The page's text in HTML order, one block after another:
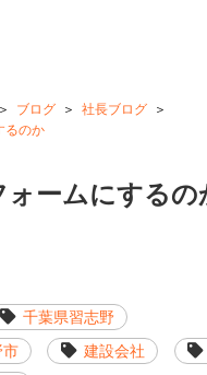
ブログ
社長ブログ
るのか
ォームにするの
千葉県習志野
市
建設会社